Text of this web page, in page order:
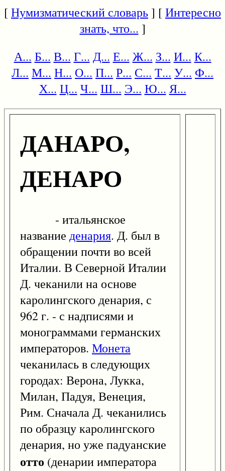
[Нумизматический словарь] [Интересно
знать, что... ]
А... Б... В... Г... Д... Е... Ж... З... И... К...
Л... М... Н... О... П... Р... С... Т... У... Ф...
Х... Ц... Ч... Ш... Э... Ю... Я...
ДАНАРО,
ДЕНАРО
- итальянское
название денария. Д. был в
обращении почти во всей
Италии. В Северной Италии
Д. чеканили на основе
каролингского денария, с
962 г. - с надписями и
монограммами германских
императоров. Монета
чеканилась в следующих
городах: Верона, Лукка,
Милан, Падуя, Венеция,
Рим. Сначала Д. чеканились
по образцу каролингского
денария, но уже падуанские
отто (денарии императора